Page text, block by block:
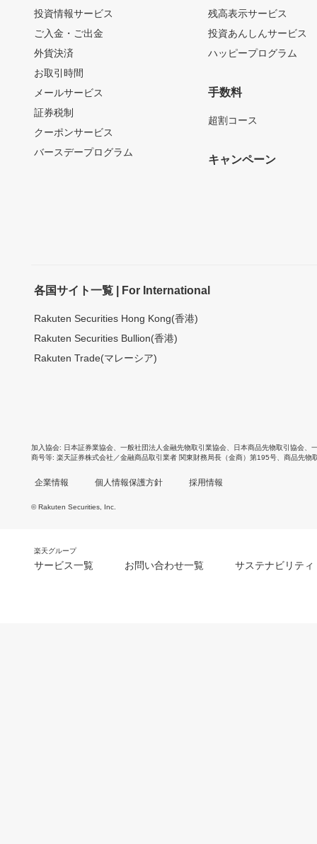
投資情報サービス
ご入金・ご出金
外貨決済
お取引時間
メールサービス
証券税制
クーポンサービス
バースデープログラム
残高表示サービス
投資あんしんサービス
ハッピープログラム
手数料
超割コース
キャンペーン
各国サイト一覧 | For International
Rakuten Securities Hong Kong(香港)
Rakuten Securities Bullion(香港)
Rakuten Trade(マレーシア)
加入協会 日本証券業協会 一般社団法人金融先物取引業協会 日本商品先物取引協会
商号等 楽天証券株式会社／金融商品取引業者 関東財務局長（金商）第195号、商品先物
企業情報 個人情報保護方針 採用情報
© Rakuten Securities, Inc.
楽天グループ
サービス一覧 お問い合わせ一覧 サステナビリティ